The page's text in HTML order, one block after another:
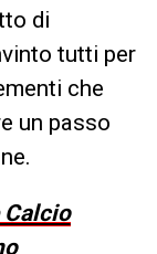
di
tutti per
che
un passo